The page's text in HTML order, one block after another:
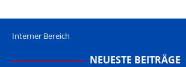
Interner Bereich
NEUESTE BEITRÄGE